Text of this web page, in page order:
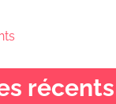
récents